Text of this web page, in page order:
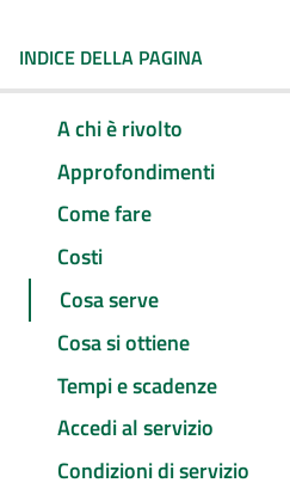
INDICE DELLA PAGINA
A chi è rivolto
Approfondimenti
Come fare
Costi
Cosa serve
Cosa si ottiene
Tempi e scadenze
Accedi al servizio
Condizioni di servizio